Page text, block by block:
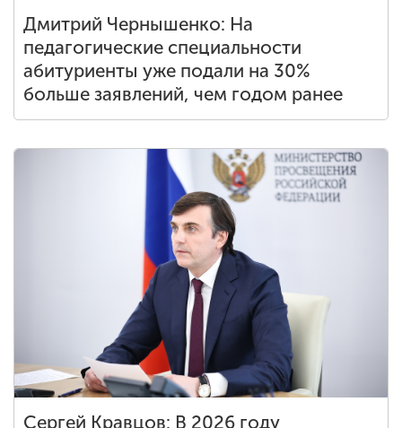
Дмитрий Чернышенко: На
педагогические специальности
абитуриенты уже подали на 30%
больше заявлений, чем годом ранее
Сергей Кравцов: В 2026 году